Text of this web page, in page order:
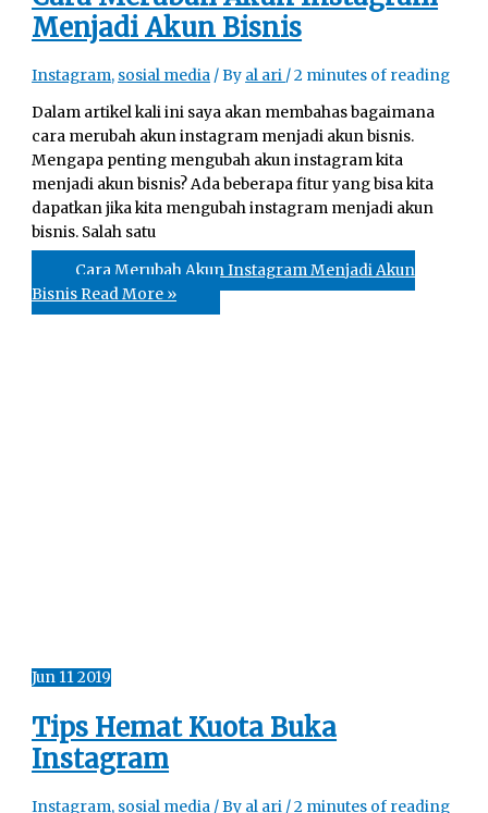
Menjadi Akun Bisnis
Instagram, sosial media / By al ari /2 minutes of reading
Dalam artikel kali ini saya akan membahas bagaimana
cara merubah akun instagram menjadi akun bisnis.
Mengapa penting mengubah akun instagram kita
menjadi akun bisnis? Ada beberapa fitur yang bisa kita
dapatkan jika kita mengubah instagram menjadi akun
bisnis. Salah satu
Cara Merubah Akun Instagram Menjadi Akun
Bisnis Read More »
Jun 112019
Tips Hemat Kuota Buka
Instagram
Instagram, sosial media / By al ari /2 minutes of reading